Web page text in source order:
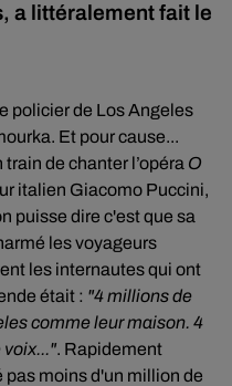
a littéralement fait le
policier de Los Angeles
Et pour cause...
train de chanter l’opéra O
italien Giacomo Puccini,
puisse dire c'est que sa
les voyageurs
les internautes qui ont
était : "4 millions de
comme leur maison. 4
voix...". Rapidement
pas moins d'un million de